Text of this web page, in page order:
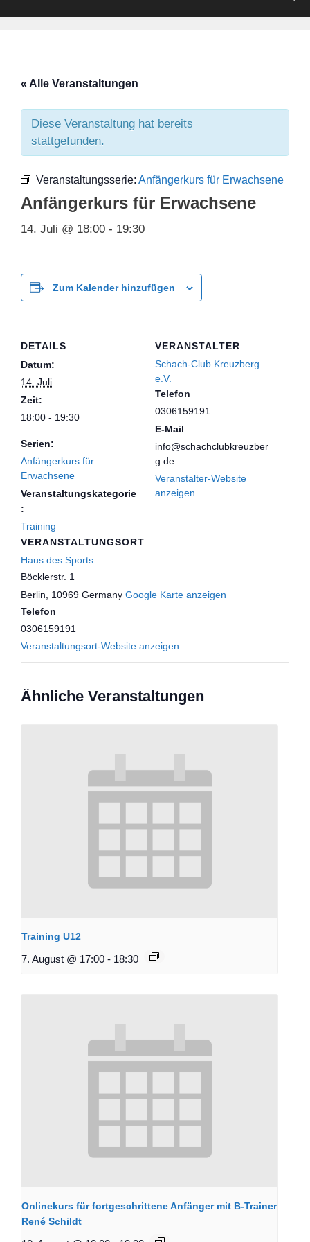
« Alle Veranstaltungen
Diese Veranstaltung hat bereits
stattgefunden.
Veranstaltungsserie: Anfängerkurs für Erwachsene
Anfängerkurs für Erwachsene
14. Juli @ 18:00 - 19:30
Zum Kalender hinzufügen
DETAILS
Datum:
14. Juli
Zeit:
18:00 - 19:30
Serien:
Anfängerkurs für
Erwachsene
Veranstaltungskategorie
:
Training
VERANSTALTUNGSORT
Haus des Sports
Böcklerstr. 1
Berlin
10969 Germany Google Karte anzeigen
Telefon
0306159191
Veranstaltungsort-Website anzeigen
VERANSTALTER
Schach-Club Kreuzberg
e.V.
Telefon
0306159191
E-Mail
info@schachclubkreuzber
g.de
Veranstalter-Website
anzeigen
Ähnliche Veranstaltungen
Training U12
7. August @ 17:00 - 18:30
Onlinekurs für fortgeschrittene Anfänger mit B-Trainer
René Schildt